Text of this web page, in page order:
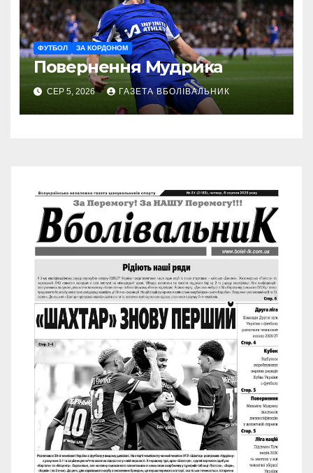
ФУТБОЛ ЗА КОРДОНОМ
Повернення Мудрика
СЕР 5, 2026 ГАЗЕТА ВБОЛІВАЛЬНИК